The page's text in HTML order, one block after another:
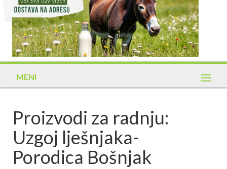
MENI
Proizvodi za radnju:
Uzgoj lješnjaka-
Porodica Bošnjak